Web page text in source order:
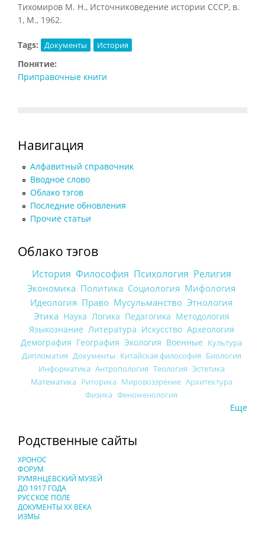
Тихомиров M. H., Источниковедение истории СССР, в.
1, М., 1962.
Tags: Документы История
Понятие:
Приправочные книги
Навигация
Алфавитный справочник
Вводное слово
Облако тэгов
Последние обновления
Прочие статьи
Облако тэгов
История Философия Психология Религия
Экономика Политика Социология Мифология
Идеология Право Мусульманство Этнология
Этика Наука Логика Педагогика Методология
Языкознание Литература Искусство Археология
Демография География Экология Военные Культура
Дипломатия Документы Китайская философия Биология
Информатика Антропология Теология Эстетика
Математика Риторика Мировоззрение Архитектура
Физика Феноменология
Еще
Родственные сайты
ХРОНОС
ФОРУМ
РУМЯНЦЕВСКИЙ МУЗЕЙ
ДО 1917 ГОДА
РУССКОЕ ПОЛЕ
ДОКУМЕНТЫ XX ВЕКА
ИЗМЫ